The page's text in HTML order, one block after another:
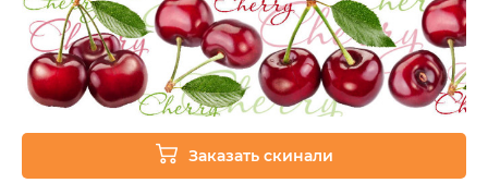
Заказать скинали